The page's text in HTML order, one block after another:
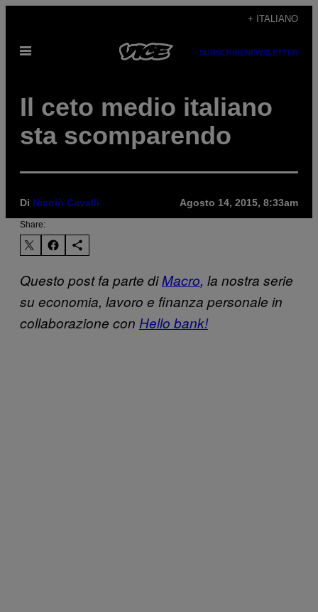
contenuto
+ ITALIANO
Apri
SUBSCRIBENEWSLETTER
Il ceto medio italiano
sta scomparendo
Di Nicolò Cavalli Agosto 14, 2015, 8:33am
Share:
Questo post fa parte diMacro, la nostra serie
su economia, lavoro e finanza personale in
collaborazione con Hello bank!